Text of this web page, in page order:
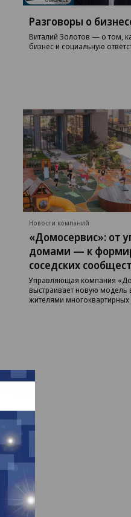
Разговоры о
Виталий Золотов — о том,
бизнес и социальную
Новости компаний
«Домосервис»: от
домами — к
соседских
Управляющая компания
выстраивает новую модель
жителями